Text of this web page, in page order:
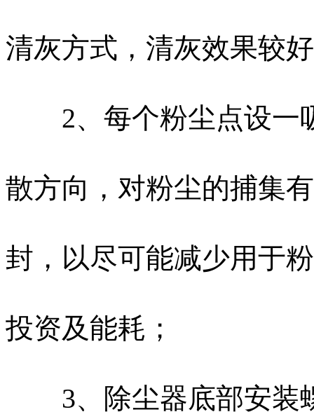
清灰方式，清灰效果较
2、每个粉尘点设一
散方向，对粉尘的捕集
封，以尽可能减少用于
投资及能耗；
3、除尘器底部安装